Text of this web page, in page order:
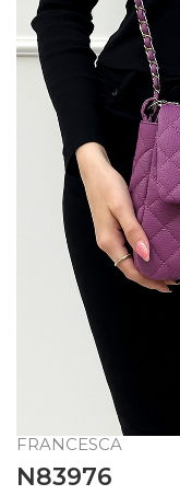
FRANCESCA
N83976